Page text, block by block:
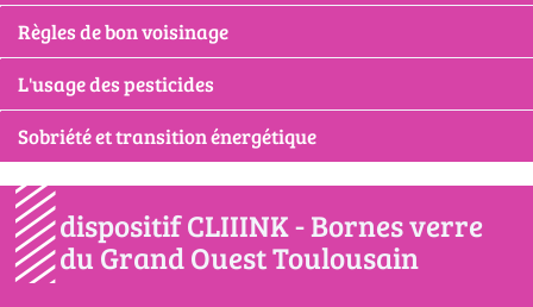
Règles de bon voisinage
L'usage des pesticides
Sobriété et transition énergétique
dispositif CLIIINK - Bornes verre
du Grand Ouest Toulousain